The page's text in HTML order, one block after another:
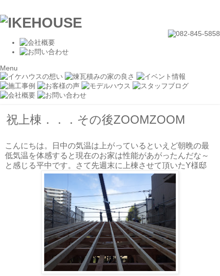
Menu
祝上棟．．．その後ZOOMZOOM
こんにちは。日中の気温は上がっているといえど朝晩の最
低気温を体感すると現在のお家は性能があがったんだな～
と感じる平中です。さて先週末に上棟させて頂いたY様邸